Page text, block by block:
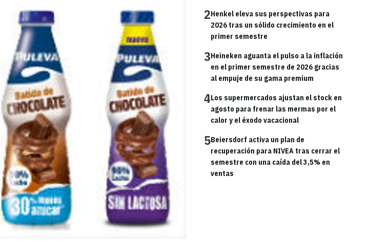
2Henkel eleva sus perspectivas para
2026 tras un sólido crecimiento en el
primer semestre
3Heineken aguanta el pulso a la inflación
en el primer semestre de 2026 gracias
al empuje de su gama premium
4Los supermercados ajustan el stock en
agosto para frenar las mermas por el
calor y el éxodo vacacional
5Beiersdorf activa un plan de
recuperación para NIVEA tras cerrar el
semestre con una caída del 3,5% en
ventas